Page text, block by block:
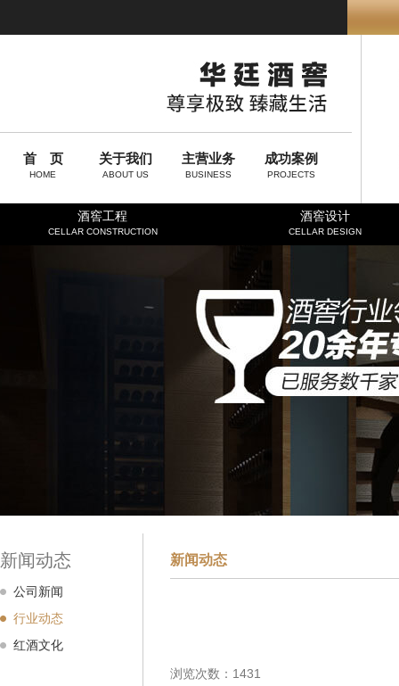
首 页
HOME
关于我们
ABOUT US
主营业务
BUSINESS
成功案例
PROJECTS
酒窖工程
CELLAR CONSTRUCTION
酒窖设计
CELLAR DESIGN
新闻动态
公司新闻
行业动态
红酒文化
新闻动态
浏览次数：1431